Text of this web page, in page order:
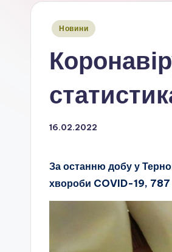
Опубліковано
Новини
16.02.2022
За останню добу у
хвороби COVID-19,